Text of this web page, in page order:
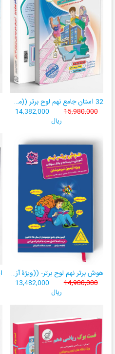
32 استان جامع نهم لوح برتر ((مجموعه آزمون‌های وروردی دبیرستان‌های نمونه‌دولتی 31 استان کشور+ فیلم‌های آموزشی +سامانۀ آزمون ساز آنلاین))
15,980,000
14,382,000
ریال
هوش برتر نهم لوح برتر- ((ویژۀ آزمون تیزهوشان پایۀ نهم+ فیلم آموزشی + سامانۀ آزمون‌ساز رایگان))
14,980,000
13,482,000
ریال